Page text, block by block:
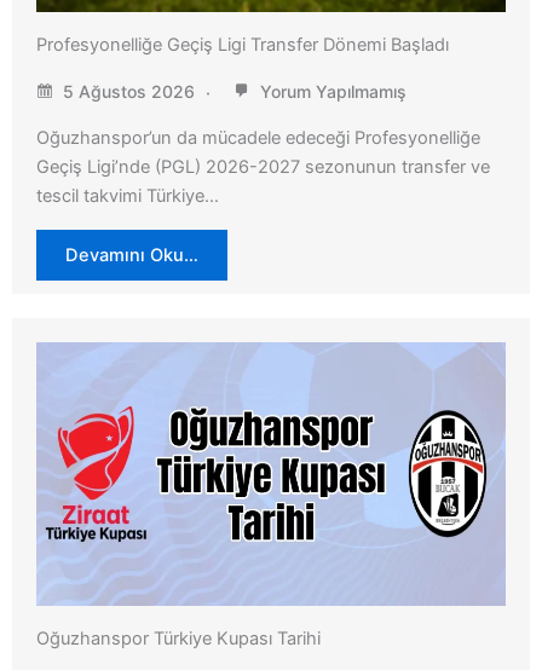
Profesyonelliğe Geçiş Ligi Transfer Dönemi Başladı
5 Ağustos 2026 Yorum Yapılmamış
Oğuzhanspor’un da mücadele edeceği Profesyonelliğe
Geçiş Ligi’nde (PGL) 2026-2027 sezonunun transfer ve
tescil takvimi Türkiye…
Devamını Oku…
Oğuzhanspor Türkiye Kupası Tarihi